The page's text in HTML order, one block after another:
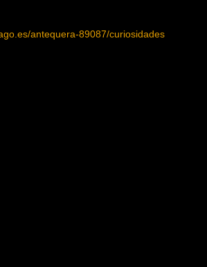
antequera-89087/curiosidades